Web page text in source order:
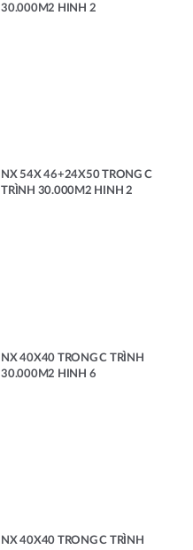
30.000M2 HINH 2
NX 54X 46+24X50 TRONG C
TRÌNH 30.000M2 HINH 2
NX 40X40 TRONG C TRÌNH
30.000M2 HINH 6
NX 40X40 TRONG C TRÌNH